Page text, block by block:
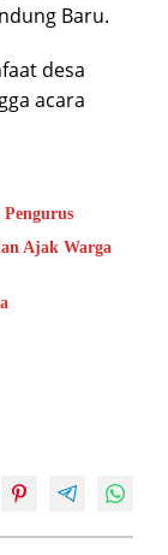
Baru.
desa
acara
Ajak Warga